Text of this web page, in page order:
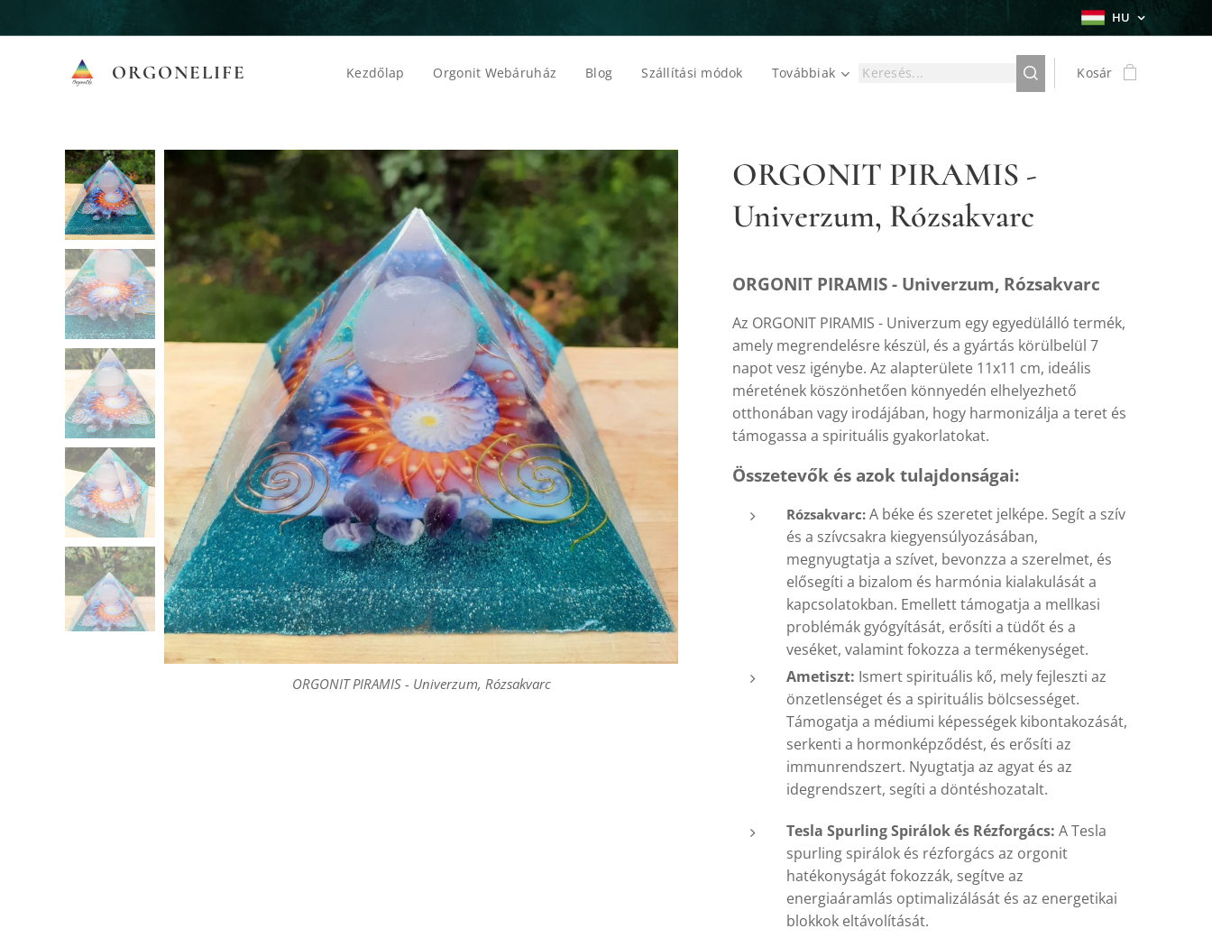
HU
ORGONELIFE Kezdőlap Orgonit Webáruház Blog Szállítási módok Továbbiak Kosár
ORGONIT PIRAMIS -
Univerzum, Rózsakvarc
ORGONIT PIRAMIS - Univerzum, Rózsakvarc
ORGONIT PIRAMIS - Univerzum, Rózsakvarc
ORGONIT PIRAMIS - Univerzum, Rózsakvarc
Az ORGONIT PIRAMIS - Univerzum egy egyedülálló termék,
amely megrendelésre készül, és a gyártás körülbelül 7
napot vesz igénybe. Az alapterülete 11x11 cm, ideális
méretének köszönhetően könnyedén elhelyezhető
otthonában vagy irodájában, hogy harmonizálja a teret és
támogassa a spirituális gyakorlatokat.
Összetevők és azok tulajdonságai:
Rózsakvarc: A béke és szeretet jelképe. Segít a szív
és a szívcsakra kiegyensúlyozásában,
megnyugtatja a szívet, bevonzza a szerelmet, és
elősegíti a bizalom és harmónia kialakulását a
kapcsolatokban. Emellett támogatja a mellkasi
problémák gyógyítását, erősíti a tüdőt és a
veséket, valamint fokozza a termékenységet.
Ametiszt: Ismert spirituális kő, mely fejleszti az
önzetlenséget és a spirituális bölcsességet.
Támogatja a médiumi képességek kibontakozását,
serkenti a hormonképződést, és erősíti az
immunrendszert. Nyugtatja az agyat és az
idegrendszert, segíti a döntéshozatalt.
Tesla Spurling Spirálok és Rézforgács: A Tesla
spurling spirálok és rézforgács az orgonit
hatékonyságát fokozzák, segítve az
energiaáramlás optimalizálását és az energetikai
blokkok eltávolítását.